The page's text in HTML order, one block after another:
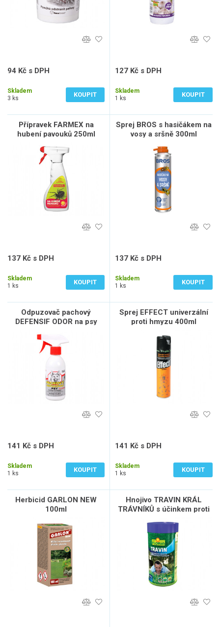
94 Kč s DPH
Skladem
3 ks
KOUPIT
127 Kč s DPH
Skladem
1 ks
KOUPIT
Přípravek FARMEX na
hubení pavouků 250ml
137 Kč s DPH
Skladem
1 ks
KOUPIT
Sprej BROS s hasičákem na
vosy a sršně 300ml
137 Kč s DPH
Skladem
1 ks
KOUPIT
Odpuzovač pachový
DEFENSIF ODOR na psy
141 Kč s DPH
Skladem
1 ks
KOUPIT
Sprej EFFECT univerzální
proti hmyzu 400ml
141 Kč s DPH
Skladem
1 ks
KOUPIT
Herbicid GARLON NEW
100ml
Hnojivo TRAVIN KRÁL
TRÁVNÍKŮ s účinkem proti